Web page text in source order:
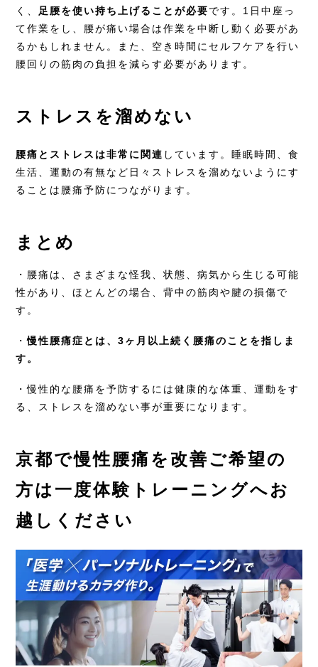
く、 足腰を使い持ち上げることが必要です。1日中座っ
て作業をし、腰が痛い場合は作業を中断し動く必要があ
るかもしれません。また、空き時間にセルフケアを行い
腰回りの筋肉の負担を減らす必要があります。
ストレスを溜めない
腰痛とストレスは非常に関連 しています。睡眠時間、食
生活、運動の有無など日々ストレスを溜めないようにす
ることは腰痛予防につながります。
まとめ
・腰痛は、さまざまな怪我、状態、病気から生じる可能
性があり、ほとんどの場合、背中の筋肉や腱の損傷で
す。
・慢性腰痛症とは、3ヶ月以上続く腰痛のことを指しま
す。
・慢性的な腰痛を予防するには健康的な体重、運動をす
る、ストレスを溜めない事が重要になります。
京都で慢性腰痛を改善ご希望の
方は一度体験トレーニングへお
越しください